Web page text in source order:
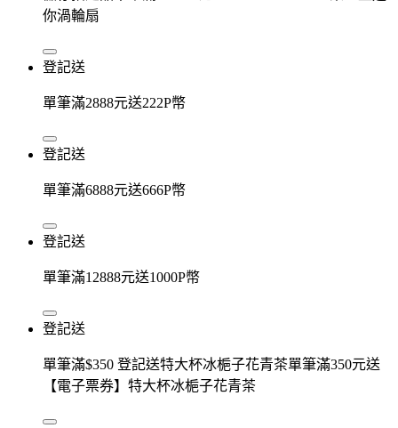
你渦輪扇
登記送
單筆滿2888元送222P幣
登記送
單筆滿6888元送666P幣
登記送
單筆滿12888元送1000P幣
登記送
單筆滿$350 登記送特大杯冰梔子花青茶單筆滿350元送
【電子票券】特大杯冰梔子花青茶